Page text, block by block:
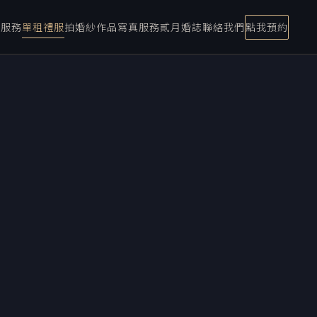
務單租禮服拍婚紗作品寫真服務貳月婚誌聯絡我們 點我預約